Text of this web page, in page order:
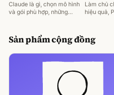
Claude là gì, chọn mô hình
và gói phù hợp, những
Làm chủ
hiệu quả,
Sản phẩm cộng đồng